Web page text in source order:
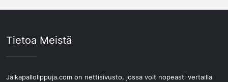
Tietoa Meistä
Jalkapallolippuja.com on nettisivusto, jossa voit nopeasti vertailla